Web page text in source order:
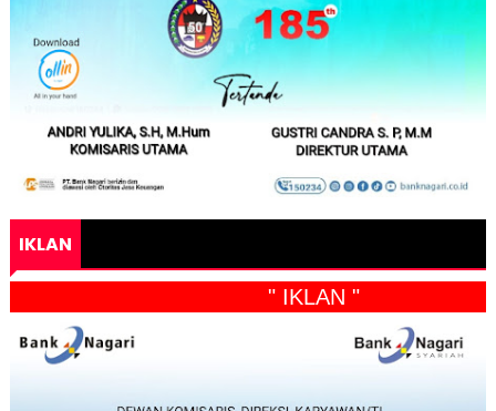
IKLAN
" IKLAN "